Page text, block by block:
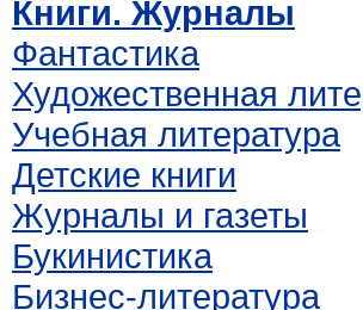
Книги. Журналы
Фантастика
Художественная
Учебная литература
Детские книги
Журналы и газеты
Букинистика
Бизнес-литература